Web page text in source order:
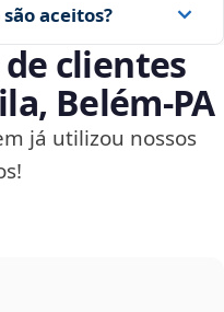
aceitos?
clientes
Belém‑PA
já utilizou nossos